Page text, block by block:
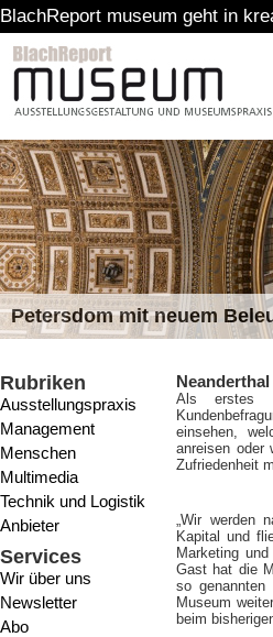
museum geht in kreative
Petersdom mit neuem
Rubriken
Ausstellungspraxis
Management
Menschen
Multimedia
Technik und Logistik
Anbieter
Services
Wir über uns
Newsletter
Abo
Als erstes
einsehen,
anreisen oder
Zufriedenheit
„Wir werden
Kapital und
Marketing
Gast hat die
so
Museum
beim